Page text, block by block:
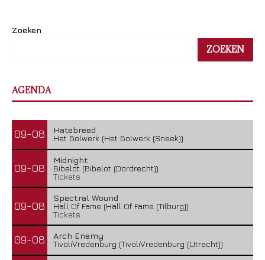
Zoeken
ZOEKEN
AGENDA
09-08
Hatebreed
Het Bolwerk (Het Bolwerk (Sneek))
09-08
Midnight
Bibelot (Bibelot (Dordrecht))
Tickets
09-08
Spectral Wound
Hall Of Fame (Hall Of Fame (Tilburg))
Tickets
09-08
Arch Enemy
TivoliVredenburg (TivoliVredenburg (Utrecht))